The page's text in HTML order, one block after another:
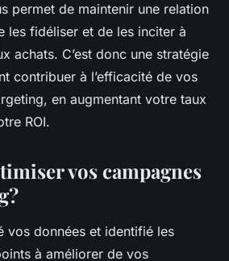
permet de maintenir une relation
les fidéliser et de les inciter à
achats. C’est donc une stratégie
contribuer à l’efficacité de vos
en augmentant votre taux
ROI.
vos campagnes
vos données et identifié les
à améliorer de vos